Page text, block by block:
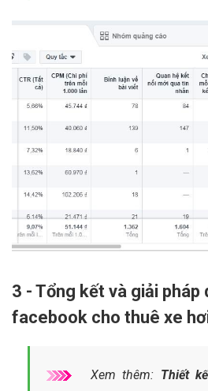
3 - Tổng kết và giải pháp
facebook cho thuê xe
Xem thêm: Thiết